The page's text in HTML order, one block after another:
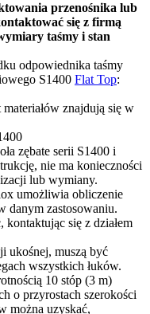
przenośnika lub
się z firmą
taśmy i stan
odpowiednika taśmy
S1400 Flat Top:
znajdują się w
zębate serii S1400 i
nie ma konieczności
lub wymiany.
umożliwia obliczenie
danym zastosowaniu.
się z działem
ukośnej, muszą być
wszystkich łuków.
10 stóp (3 m)
o przyrostach szerokości
można uzyskać,